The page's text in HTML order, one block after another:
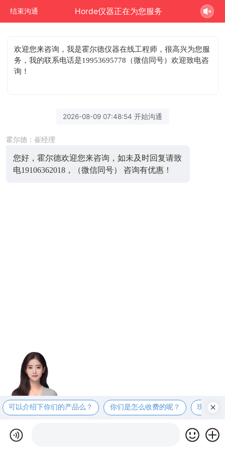
结束沟通 Horde仪器正在为您服务
欢迎您来咨询 ，我是霍尔德仪器在线工程师，很高兴为您服
务，我的联系电话是19953695778（微信同号）欢迎致电咨
询！
2026-08-09 07:48:54 开始沟通
霍尔德：崔经理
您好，霍尔德欢迎您来咨询，如未及时回复请致
电19106362018，（微信同号） 咨询有优惠！
可以介绍下你们的产品么？ 你们是怎么收费的呢？ 现在有